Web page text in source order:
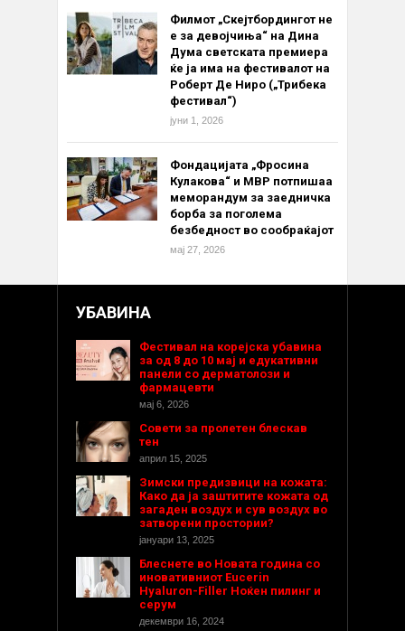
Филмот „Скејтбордингот не
е за девојчиња“ на Дина
Дума светската премиера
ќе ја има на фестивалот на
Роберт Де Ниро („Трибека
фестивал“)
јуни 1, 2026
Фондацијата „Фросина
Кулакова“ и МВР потпишаа
меморандум за заедничка
борба за поголема
безбедност во сообраќајот
мај 27, 2026
УБАВИНА
Фестивал на корејска убавина
за од 8 до 10 мај и едукативни
панели со дерматолози и
фармацевти
мај 6, 2026
Совети за пролетен блескав
тен
април 15, 2025
Зимски предизвици на кожата:
Како да ја заштитите кожата од
загаден воздух и сув воздух во
затворени простории?
јануари 13, 2025
Блеснете во Новата година со
иновативниот Eucerin
Hyaluron-Filler Ноќен пилинг и
серум
декември 16, 2024